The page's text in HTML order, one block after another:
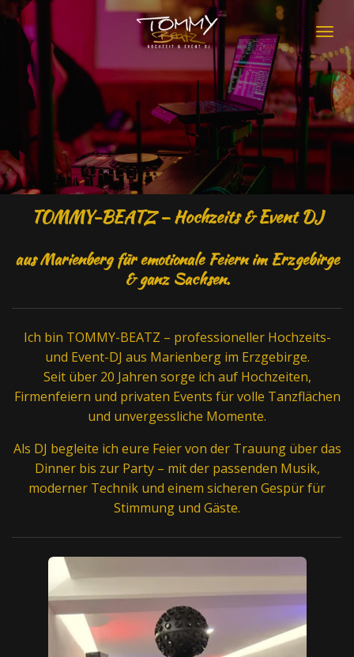
Zum
Hauptinhalt
springen
TOMMY-BEATZ – Hochzeits & Event DJ
aus Marienberg für emotionale Feiern im Erzgebirge
& ganz Sachsen.
Ich bin TOMMY-BEATZ – professioneller Hochzeits-
und Event-DJ aus Marienberg im Erzgebirge.
Seit über 20 Jahren sorge ich auf Hochzeiten,
Firmenfeiern und privaten Events für volle Tanzflächen
und unvergessliche Momente.
Als DJ begleite ich eure Feier von der Trauung über das
Dinner bis zur Party – mit der passenden Musik,
moderner Technik und einem sicheren Gespür für
Stimmung und Gäste.